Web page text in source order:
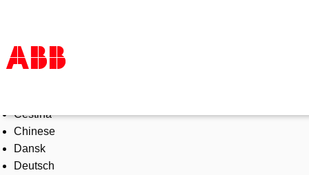
Products & Solutions
Industries
Services
About us
Čeština
Chinese
Dansk
Deutsch